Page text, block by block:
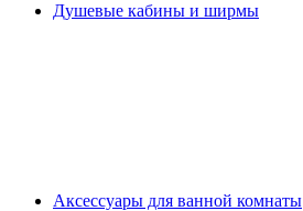
Душевые кабины и ширмы
Аксессуары для ванной комнаты